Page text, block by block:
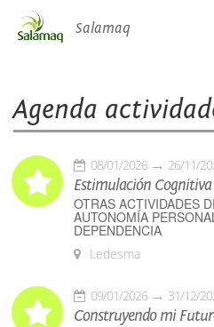
Salamaq
Agenda
08/01/2026 26/11/
Estimulación Cognitiva
OTRAS ACTIVIDADES
AUTONOMÍA
DEPENDENCIA
Ledesma
09/01/2026 31/12/
Construyendo mi